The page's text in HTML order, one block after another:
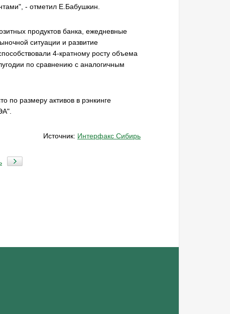
- отметил Е.Бабушкин.
продуктов банка, ежедневные
ситуации и развитие
4-кратному росту объема
по сравнению с аналогичным
по размеру активов в рэнкинге
Источник: Интерфакс Сибирь